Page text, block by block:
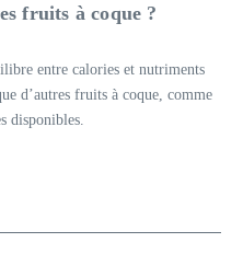
fruits à coque ?
entre calories et nutriments
d’autres fruits à coque, comme
disponibles.